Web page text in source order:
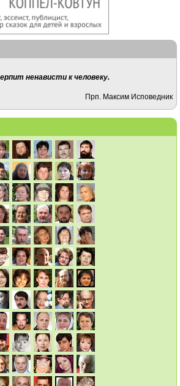
ненависти к человеку.
Прп. Максим Исповедник